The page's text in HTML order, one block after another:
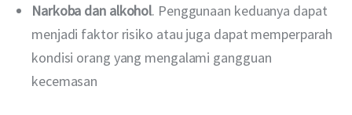
Narkoba dan alkohol. Penggunaan keduanya dapat
menjadi faktor risiko atau juga dapat memperparah
kondisi orang yang mengalami gangguan
kecemasan